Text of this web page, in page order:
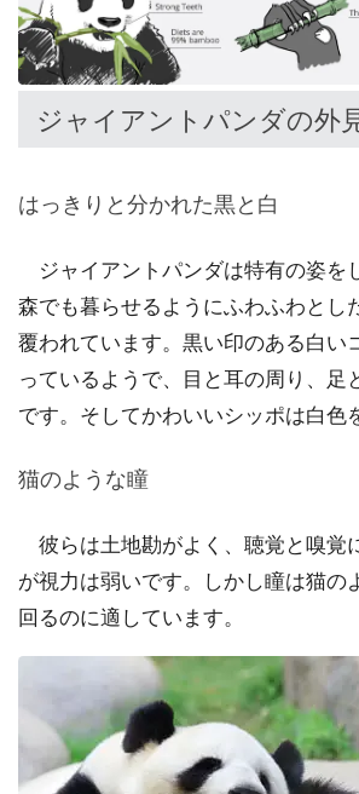
ジャイアントパンダの外
はっきりと分かれた黒と白
ジャイアントパンダは特有の姿を
森でも暮らせるようにふわふわとし
覆われています。黒い印のある白い
っているようで、目と耳の周り、足
です。そしてかわいいシッポは白色
猫のような瞳
彼らは土地勘がよく、聴覚と嗅覚
が視力は弱いです。しかし瞳は猫の
回るのに適しています。